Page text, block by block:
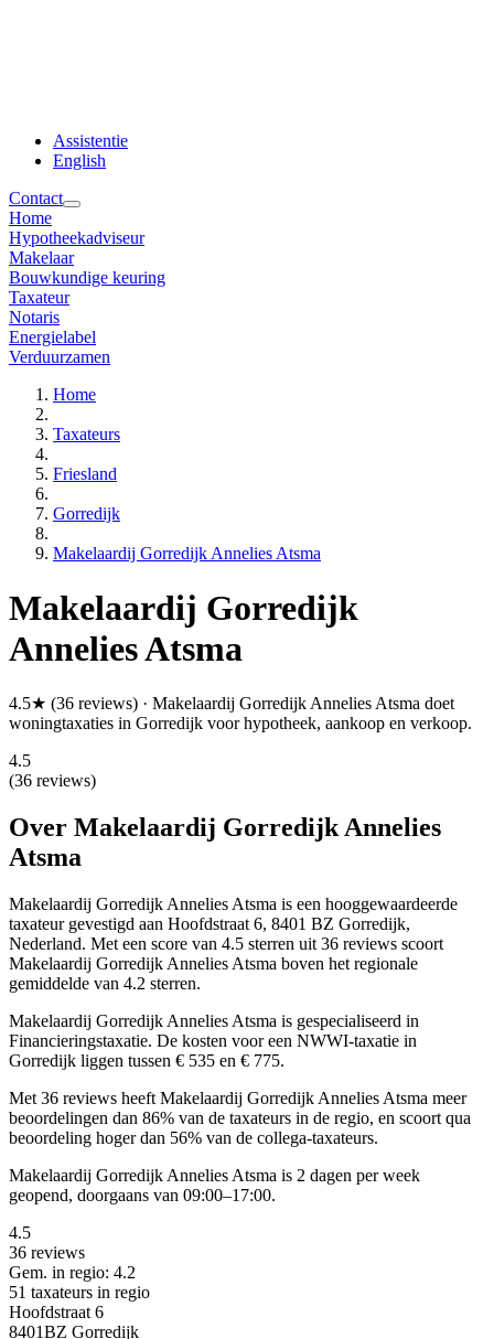
Assistentie
English
Contact
Home
Hypotheekadviseur
Makelaar
Bouwkundige keuring
Taxateur
Notaris
Energielabel
Verduurzamen
Home
Taxateurs
Friesland
Gorredijk
Makelaardij Gorredijk Annelies Atsma
Makelaardij Gorredijk
Annelies Atsma
4.5★ (36 reviews) · Makelaardij Gorredijk Annelies Atsma doet
woningtaxaties in Gorredijk voor hypotheek, aankoop en verkoop.
4.5
(36 reviews)
Over Makelaardij Gorredijk Annelies
Atsma
Makelaardij Gorredijk Annelies Atsma is een hooggewaardeerde
taxateur gevestigd aan Hoofdstraat 6, 8401 BZ Gorredijk,
Nederland. Met een score van 4.5 sterren uit 36 reviews scoort
Makelaardij Gorredijk Annelies Atsma boven het regionale
gemiddelde van 4.2 sterren.
Makelaardij Gorredijk Annelies Atsma is gespecialiseerd in
Financieringstaxatie. De kosten voor een NWWI-taxatie in
Gorredijk liggen tussen € 535 en € 775.
Met 36 reviews heeft Makelaardij Gorredijk Annelies Atsma meer
beoordelingen dan 86% van de taxateurs in de regio, en scoort qua
beoordeling hoger dan 56% van de collega-taxateurs.
Makelaardij Gorredijk Annelies Atsma is 2 dagen per week
geopend, doorgaans van 09:00–17:00.
4.5
36 reviews
Gem. in regio: 4.2
51 taxateurs in regio
Hoofdstraat 6
8401BZ Gorredijk